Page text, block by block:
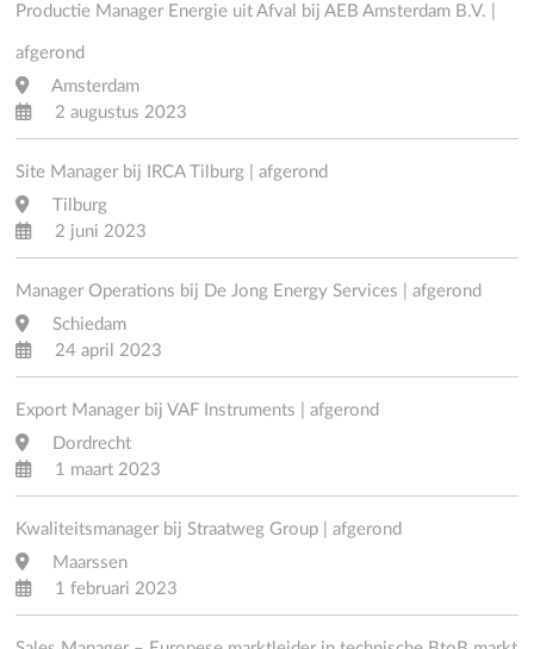
Productie Manager Energie uit Afval bij AEB Amsterdam B.V. |
afgerond
Amsterdam
2 augustus 2023
Site Manager bij IRCA Tilburg | afgerond
Tilburg
2 juni 2023
Manager Operations bij De Jong Energy Services | afgerond
Schiedam
24 april 2023
Export Manager bij VAF Instruments | afgerond
Dordrecht
1 maart 2023
Kwaliteitsmanager bij Straatweg Group | afgerond
Maarssen
1 februari 2023